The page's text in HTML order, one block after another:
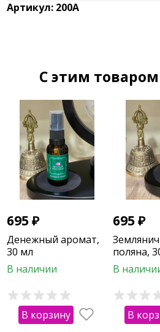
Артикул: 200А
C этим
695₽
Денежный аромат,
30 мл
В наличии
В корзину
695₽
поляна,
В
В